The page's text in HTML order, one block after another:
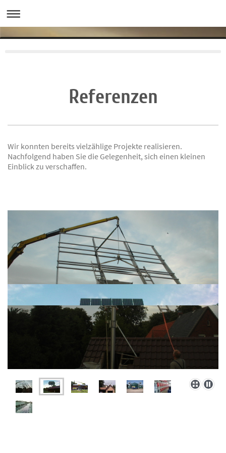
Referenzen
Wir konnten bereits vielzählige Projekte realisieren.
Nachfolgend haben Sie die Gelegenheit, sich einen kleinen
Einblick zu verschaffen.